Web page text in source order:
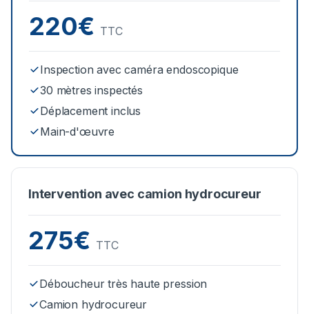
220€ TTC
Inspection avec caméra endoscopique
30 mètres inspectés
Déplacement inclus
Main-d'œuvre
Intervention avec camion hydrocureur
275€ TTC
Déboucheur très haute pression
Camion hydrocureur